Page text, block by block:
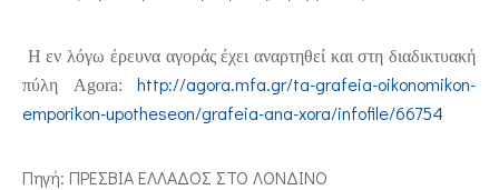
ΕΠΙΚΟΙΝΩΝΙΑ
Η εν λόγω έρευνα αγοράς έχει αναρτηθεί και στη διαδικτυακή
πύλη Agora: http://agora.mfa.gr/ta-grafeia-oikonomikon-
emporikon-upotheseon/grafeia-ana-xora/infofile/66754
Πηγή: ΠΡΕΣΒΙΑ ΕΛΛΑΔΟΣ ΣΤΟ ΛΟΝΔΙΝΟ